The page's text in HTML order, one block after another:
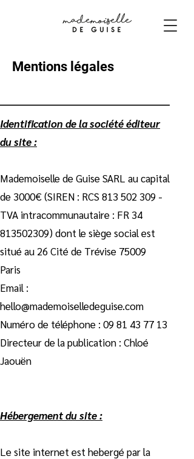
Mentions légales
Identification de la société éditeur
du site :
Mademoiselle de Guise SARL au capital
de 3000€ (SIREN : RCS 813 502 309 -
TVA intracommunautaire : FR 34
813502309)dont le siège social est
situé au 26 Cité de Trévise 75009
Paris
Email :
hello@mademoiselledeguise.com
Numéro de téléphone : 09 81 43 77 13
Directeur de la publication : Chloé
Jaouën
Hébergement du site :
Le site internet est hebergé par la